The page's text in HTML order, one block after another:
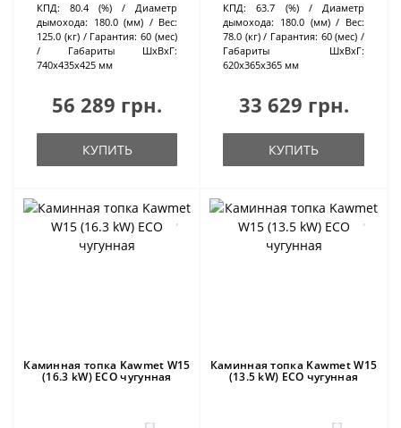
КПД: 80.4 (%)
Диаметр
дымохода: 180.0 (мм)
Вес:
125.0 (кг)
Гарантия: 60 (мес)
Габариты ШхВхГ:
740х435х425 мм
56 289 грн.
КУПИТЬ
КПД: 63.7 (%)
Диаметр
дымохода: 180.0 (мм)
Вес:
78.0 (кг)
Гарантия: 60 (мес)
Габариты ШхВхГ:
620х365х365 мм
33 629 грн.
КУПИТЬ
Каминная топка Kawmet W15
(16.3 kW) ECO чугунная
Каминная топка Kawmet W15
(13.5 kW) ECO чугунная